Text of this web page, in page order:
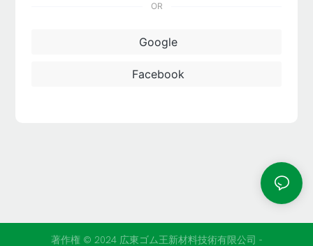
OR
Google
Facebook
著作権 © 2024 広東ゴム王新材料技術有限公司 -